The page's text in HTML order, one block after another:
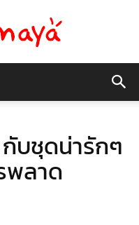
บชุดน่ารักๆ
พลาด